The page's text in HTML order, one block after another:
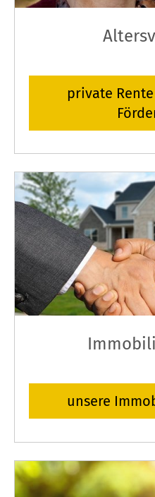
private
unsere